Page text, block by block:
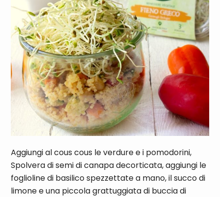
Aggiungi al cous cous le verdure e i pomodorini,
Spolvera di semi di canapa decorticata, aggiungi le
foglioline di basilico spezzettate a mano, il succo di
limone e una piccola grattuggiata di buccia di